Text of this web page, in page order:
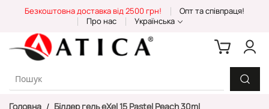
Content
Безкоштовна доставка від 2500 грн!
Опт та співпраця!
Про нас
Українська
Головна Білдер гель eXel 15 Pastel Peach 30ml